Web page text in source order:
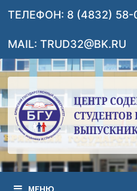
Перейти
содержимому
ТЕЛЕФОН: 8 (4832) 58-
MAIL: TRUD32@BK.RU